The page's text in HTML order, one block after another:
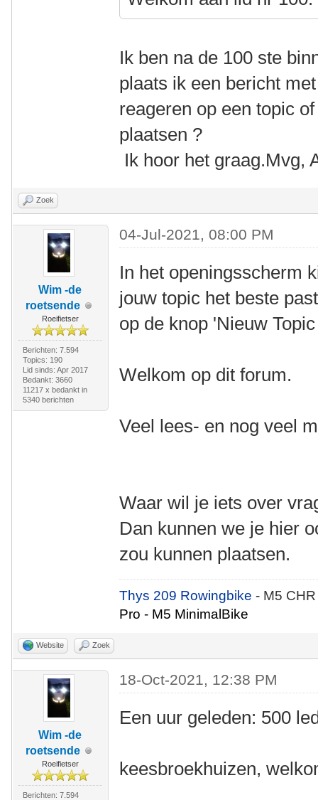
Ik ben na de 100 ste
plaats ik een bericht
reageren op een topic
plaatsen ?
Ik hoor het graag.Mvg,
Zoek
Wim -de
roetsende
Roeifietser
Berichten: 7.594
Topics: 190
Lid sinds: Apr 2017
Bedankt: 3660
11217 x bedankt in
5340 berichten
04-Jul-2021, 08:00 PM
In het openingsscherm
jouw topic het beste
op de knop 'Nieuw
Welkom op dit forum.
Veel lees- en nog veel
Waar wil je iets over
Dan kunnen we je hier
zou kunnen plaatsen.
Thys 209 Rowingbike- M5
Pro - M5 MinimalBike
Website Zoek
Wim -de
roetsende
Roeifietser
Berichten: 7.594
18-Oct-2021, 12:38 PM
Een uur geleden: 500
keesbroekhuizen,